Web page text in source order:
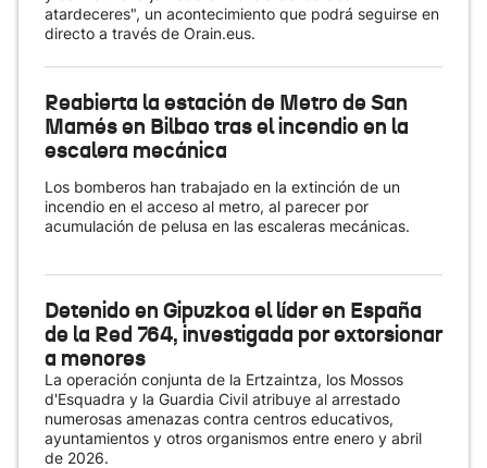
atardeceres", un acontecimiento que podrá seguirse en
directo a través de Orain.eus.
Reabierta la estación de Metro de San
Mamés en Bilbao tras el incendio en la
escalera mecánica
Los bomberos han trabajado en la extinción de un
incendio en el acceso al metro, al parecer por
acumulación de pelusa en las escaleras mecánicas.
Detenido en Gipuzkoa el líder en España
de la Red 764, investigada por extorsionar
a menores
La operación conjunta de la Ertzaintza, los Mossos
d'Esquadra y la Guardia Civil atribuye al arrestado
numerosas amenazas contra centros educativos,
ayuntamientos y otros organismos entre enero y abril
de 2026.